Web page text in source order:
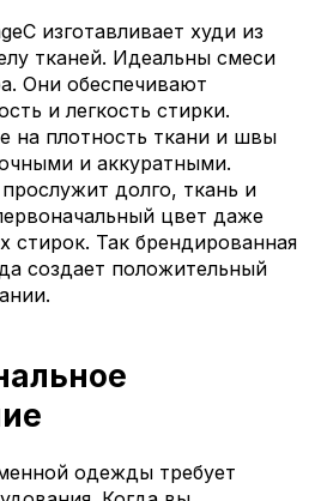
изготавливает худи из
тканей. Идеальны смеси
Они обеспечивают
и легкость стирки.
на плотность ткани и швы
и аккуратными.
долго, ткань и
цвет даже
стирок. Так брендированная
создает положительный
одежды требует